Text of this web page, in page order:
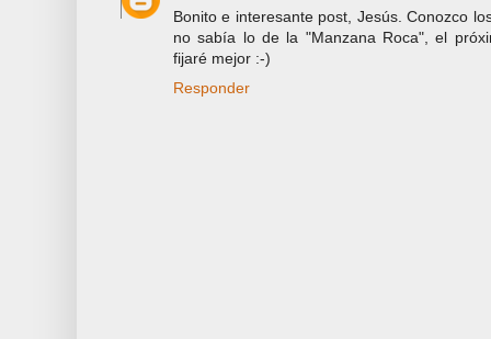
Bonito e interesante post, Jesús. Conozco
no sabía lo de la "Manzana Roca", el
fijaré mejor :-)
Responder